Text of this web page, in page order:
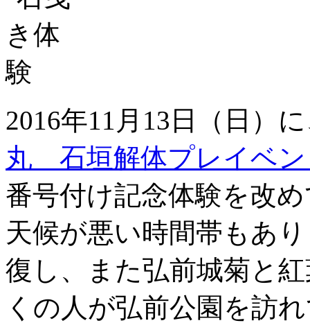
2016年11月13日（日）
丸 石垣解体プレイベン
番号付け記念体験を改
天候が悪い時間帯もあ
復し、また弘前城菊と
くの人が弘前公園を訪